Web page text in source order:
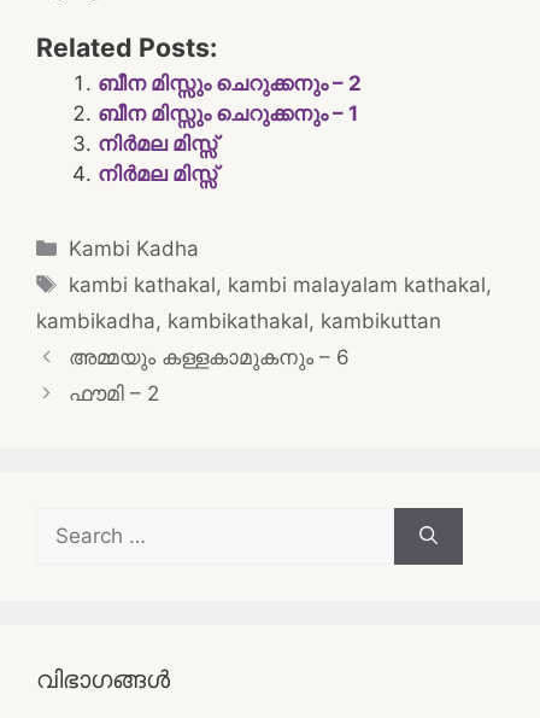
Related Posts:
ബീന മിസ്സും ചെറുക്കനും – 2
ബീന മിസ്സും ചെറുക്കനും – 1
നിർമല മിസ്സ്
നിർമല മിസ്സ്
Categories
Kambi Kadha
Tags
kambi kathakal, kambi malayalam kathakal,
kambikadha, kambikathakal, kambikuttan
Post
navigation
അമ്മയും കള്ളകാമുകനും – 6
ഫൗമി – 2
Search
for:
വിഭാഗങ്ങൾ